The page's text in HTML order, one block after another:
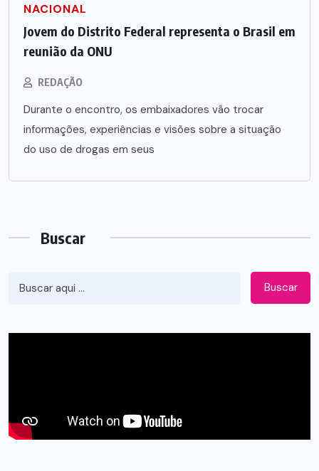
NACIONAL
Jovem do Distrito Federal representa o Brasil em
reunião da ONU
REDAÇÃO
Durante o encontro, os embaixadores vão trocar
informações, experiências e visões sobre a situação
do uso de drogas em seus
Buscar
Buscar